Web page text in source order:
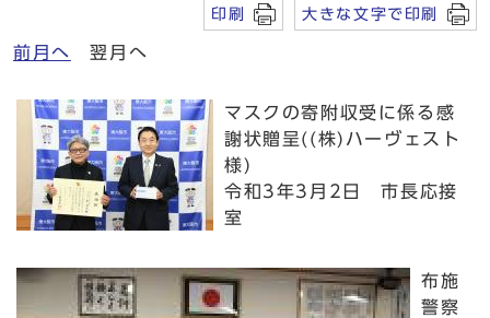
印刷 大きな文字で印刷
前月へ 翌月へ
マスクの寄附収受に係る感
謝状贈呈((株)ハーヴェスト
様)
令和3年3月2日 市長応接
室
布施
警察